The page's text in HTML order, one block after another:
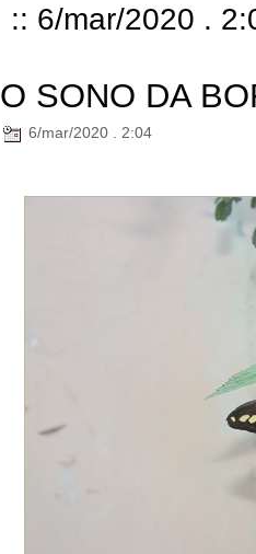
:: 6/mar/2020 .
O SONO DA
6/mar/2020 . 2:04